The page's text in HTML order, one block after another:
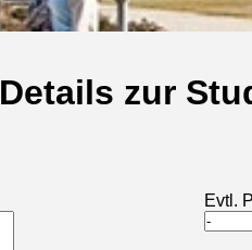
Details zur
Evtl.